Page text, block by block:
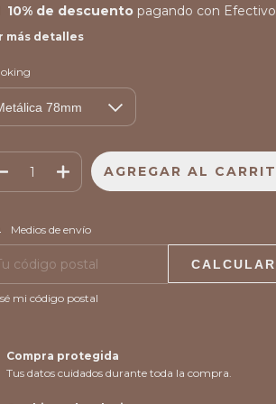
10% de descuentopagando con Efectivo
más detalles
para el CP:
Medios de envío
CALCULAR
mi código postal
Compra protegida
Tus datos cuidados durante toda la compra.